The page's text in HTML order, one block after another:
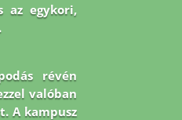
az egykori,
révén
valóban
A kampusz